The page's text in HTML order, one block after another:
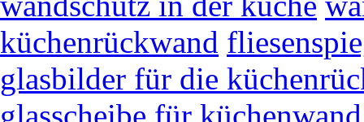
küchenrückwand
glasbilder für die